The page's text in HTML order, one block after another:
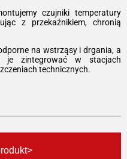
czujniki temperatury
z przekaźnikiem, chronią
na wstrząsy i drgania, a
je zintegrować w stacjach
technicznych.